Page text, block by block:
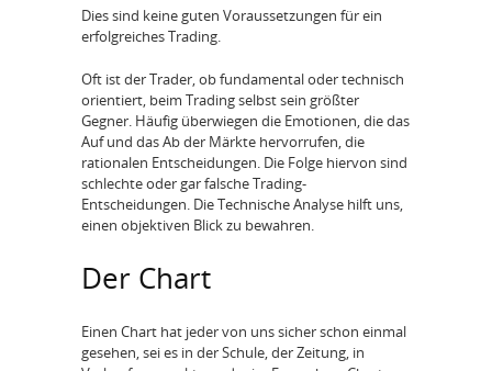
Dies sind keine guten Voraussetzungen für ein
erfolgreiches Trading.
Oft ist der Trader, ob fundamental oder technisch
orientiert, beim Trading selbst sein größter
Gegner. Häufig überwiegen die Emotionen, die das
Auf und das Ab der Märkte hervorrufen, die
rationalen Entscheidungen. Die Folge hiervon sind
schlechte oder gar falsche Trading-
Entscheidungen. Die Technische Analyse hilft uns,
einen objektiven Blick zu bewahren.
Der Chart
Einen Chart hat jeder von uns sicher schon einmal
gesehen, sei es in der Schule, der Zeitung, in